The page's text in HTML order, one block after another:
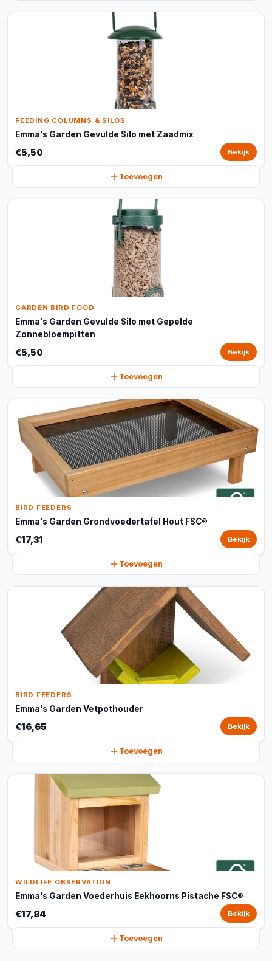
FEEDING COLUMNS & SILOS
Emma's Garden Gevulde Silo met Zaadmix
€5,50 Bekijk
Toevoegen
GARDEN BIRD FOOD
Emma's Garden Gevulde Silo met Gepelde
Zonnebloempitten
€5,50 Bekijk
Toevoegen
BIRD FEEDERS
Emma's Garden Grondvoedertafel Hout FSC®
€17,31 Bekijk
Toevoegen
BIRD FEEDERS
Emma's Garden Vetpothouder
€16,65 Bekijk
Toevoegen
WILDLIFE OBSERVATION
Emma's Garden Voederhuis Eekhoorns Pistache FSC®
€17,84 Bekijk
Toevoegen